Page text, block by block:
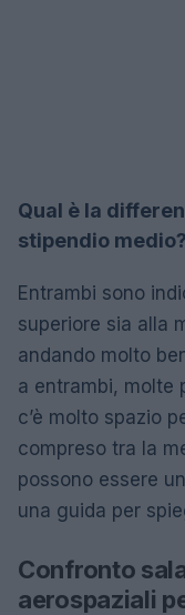
Qual è la
stipendio medio?
Entrambi sono
superiore sia alla
andando molto
a entrambi, molte
c’è molto spazio
compreso tra la
possono essere
una guida per
Confronto
aerospaziali